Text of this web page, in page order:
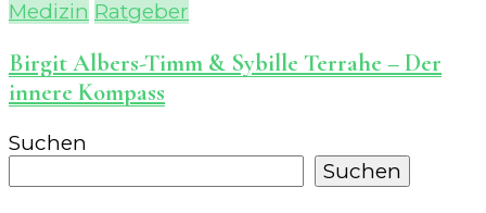
Medizin Ratgeber
Birgit Albers-Timm & Sybille Terrahe – Der
innere Kompass
Suchen
Suchen